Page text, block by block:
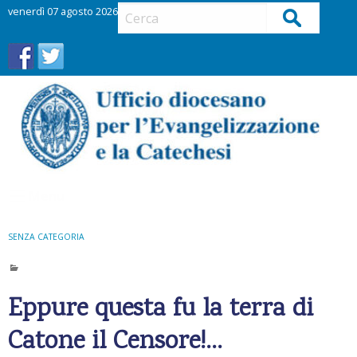
venerdì 07 agosto 2026 Cerca
SENZA CATEGORIA
Eppure questa fu la terra di
Catone il Censore!…